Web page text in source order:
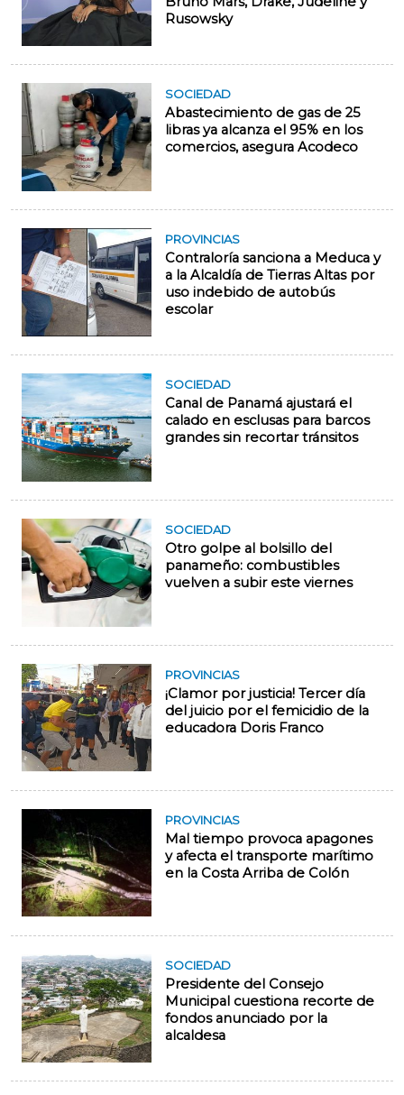
Rusowsky
SOCIEDAD
Abastecimiento de gas de 25
libras ya alcanza el 95% en los
comercios, asegura Acodeco
PROVINCIAS
Contraloría sanciona a Meduca y
a la Alcaldía de Tierras Altas por
uso indebido de autobús
escolar
SOCIEDAD
Canal de Panamá ajustará el
calado en esclusas para barcos
grandes sin recortar tránsitos
SOCIEDAD
Otro golpe al bolsillo del
panameño: combustibles
vuelven a subir este viernes
PROVINCIAS
¡Clamor por justicia! Tercer día
del juicio por el femicidio de la
educadora Doris Franco
PROVINCIAS
Mal tiempo provoca apagones
y afecta el transporte marítimo
en la Costa Arriba de Colón
SOCIEDAD
Presidente del Consejo
Municipal cuestiona recorte de
fondos anunciado por la
alcaldesa